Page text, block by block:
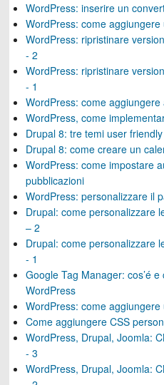
WordPress: inserire un
WordPress: come aggiungere
WordPress: ripristinare
- 2
WordPress: ripristinare
- 1
WordPress: come aggiungere
WordPress, come
Drupal 8: tre temi user friendly
Drupal 8: come creare un
WordPress: come impostare
pubblicazioni
WordPress: personalizzare il
Drupal: come personalizzare
– 2
Drupal: come personalizzare
- 1
Google Tag Manager: cos’é
WordPress
WordPress: come
Come aggiungere CSS
WordPress, Drupal, Joomla:
- 3
WordPress, Drupal, Joomla: